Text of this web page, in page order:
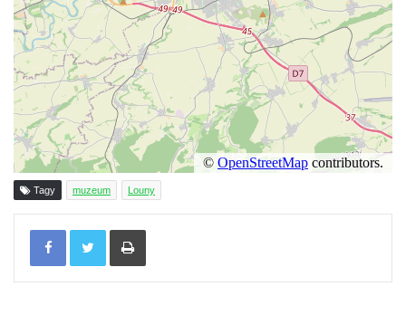
Tagy muzeum Louny
Tisknout